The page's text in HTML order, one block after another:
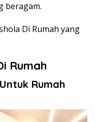
beragam.
Di Rumah yang
Rumah
Rumah